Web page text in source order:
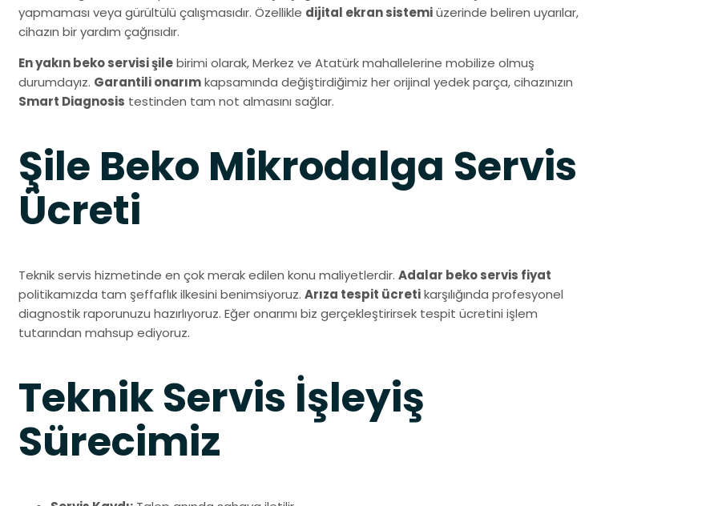
yapmaması veya gürültülü çalışmasıdır. Özellikle dijital ekran sistemiüzerinde beliren uyarılar,
cihazın bir yardım çağrısıdır.
En yakın beko servisi şilebirimi olarak, Merkez ve Atatürk mahallelerine mobilize olmuş
durumdayız. Garantili onarımkapsamında değiştirdiğimiz her orijinal yedek parça, cihazınızın
Smart Diagnosis testinden tam not almasını sağlar.
Şile Beko Mikrodalga Servis
Ücreti
Teknik servis hizmetinde en çok merak edilen konu maliyetlerdir. Adalar beko servis fiyat
politikamızda tam şeffaflık ilkesini benimsiyoruz. Arıza tespit ücretikarşılığında profesyonel
diagnostik raporunuzu hazırlıyoruz. Eğer onarımı biz gerçekleştirirsek tespit ücretini işlem
tutarından mahsup ediyoruz.
Teknik Servis İşleyiş
Sürecimiz